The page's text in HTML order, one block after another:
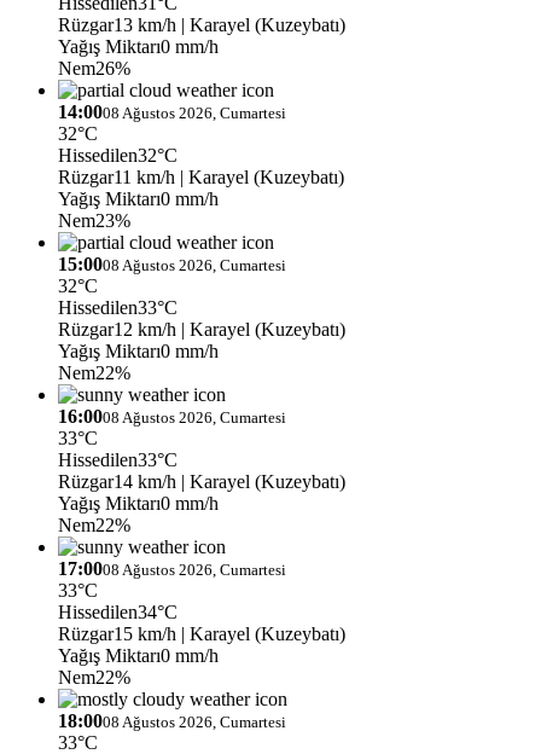
Rüzgar13 km/h | Karayel (Kuzeybatı)
Yağış Miktarı0 mm/h
Nem26%
14:0008 Ağustos 2026, Cumartesi
32°C
Hissedilen32°C
Rüzgar11 km/h | Karayel (Kuzeybatı)
Yağış Miktarı0 mm/h
Nem23%
15:0008 Ağustos 2026, Cumartesi
32°C
Hissedilen33°C
Rüzgar12 km/h | Karayel (Kuzeybatı)
Yağış Miktarı0 mm/h
Nem22%
16:0008 Ağustos 2026, Cumartesi
33°C
Hissedilen33°C
Rüzgar14 km/h | Karayel (Kuzeybatı)
Yağış Miktarı0 mm/h
Nem22%
17:0008 Ağustos 2026, Cumartesi
33°C
Hissedilen34°C
Rüzgar15 km/h | Karayel (Kuzeybatı)
Yağış Miktarı0 mm/h
Nem22%
18:0008 Ağustos 2026, Cumartesi
33°C